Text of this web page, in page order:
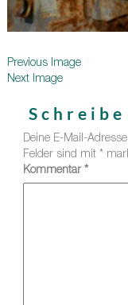
Previous Image
Next Image
Deine E-Mail-
Felder sind mit *
Kommentar *